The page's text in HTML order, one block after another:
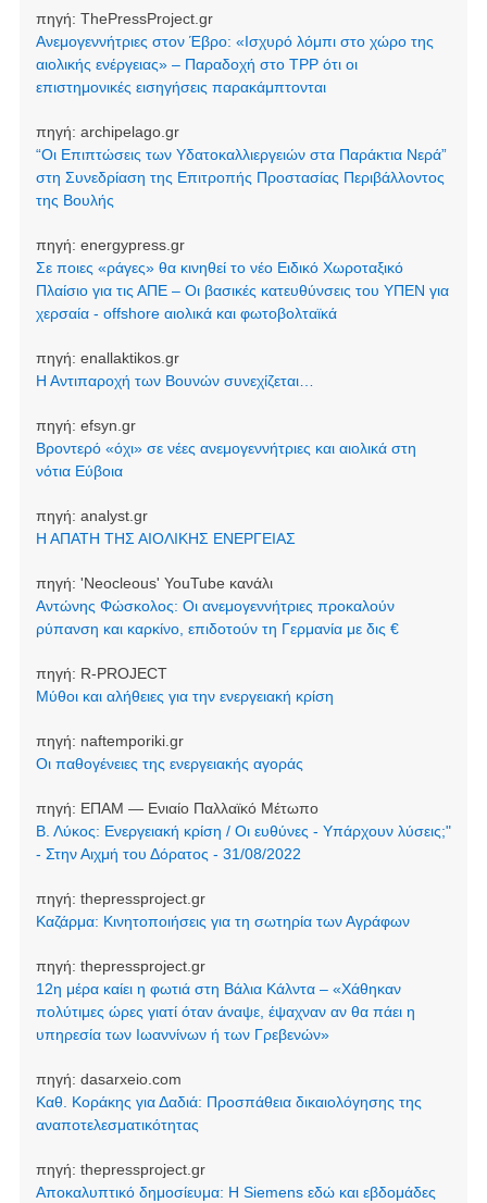
πηγή: ThePressProject.gr
Ανεμογεννήτριες στον Έβρο: «Ισχυρό λόμπι στο χώρο της
αιολικής ενέργειας» – Παραδοχή στο TPP ότι οι
επιστημονικές εισηγήσεις παρακάμπτονται
πηγή: archipelago.gr
“Οι Επιπτώσεις των Υδατοκαλλιεργειών στα Παράκτια Νερά”
στη Συνεδρίαση της Επιτροπής Προστασίας Περιβάλλοντος
της Βουλής
πηγή: energypress.gr
Σε ποιες «ράγες» θα κινηθεί το νέο Ειδικό Χωροταξικό
Πλαίσιο για τις ΑΠΕ – Οι βασικές κατευθύνσεις του ΥΠΕΝ για
χερσαία - offshore αιολικά και φωτοβολταϊκά
πηγή: enallaktikos.gr
Η Αντιπαροχή των Βουνών συνεχίζεται…
πηγή: efsyn.gr
Βροντερό «όχι» σε νέες ανεμογεννήτριες και αιολικά στη
νότια Εύβοια
πηγή: analyst.gr
Η ΑΠΑΤΗ ΤΗΣ ΑΙΟΛΙΚΗΣ ΕΝΕΡΓΕΙΑΣ
πηγή: 'Neocleοus' YouTube κανάλι
Αντώνης Φώσκολος: Οι ανεμογεννήτριες προκαλούν
ρύπανση και καρκίνο, επιδοτούν τη Γερμανία με δις €
πηγή: R-PROJECT
Μύθοι και αλήθειες για την ενεργειακή κρίση
πηγή: naftemporiki.gr
Οι παθογένειες της ενεργειακής αγοράς
πηγή: ΕΠΑΜ — Ενιαίο Παλλαϊκό Μέτωπο
Β. Λύκος: Ενεργειακή κρίση / Οι ευθύνες - Υπάρχουν λύσεις;"
- Στην Αιχμή του Δόρατος - 31/08/2022
πηγή: thepressproject.gr
Καζάρμα: Κινητοποιήσεις για τη σωτηρία των Αγράφων
πηγή: thepressproject.gr
12η μέρα καίει η φωτιά στη Βάλια Κάλντα – «Χάθηκαν
πολύτιμες ώρες γιατί όταν άναψε, έψαχναν αν θα πάει η
υπηρεσία των Ιωαννίνων ή των Γρεβενών»
πηγή: dasarxeio.com
Καθ. Κοράκης για Δαδιά: Προσπάθεια δικαιολόγησης της
αναποτελεσματικότητας
πηγή: thepressproject.gr
Αποκαλυπτικό δημοσίευμα: Η Siemens εδώ και εβδομάδες